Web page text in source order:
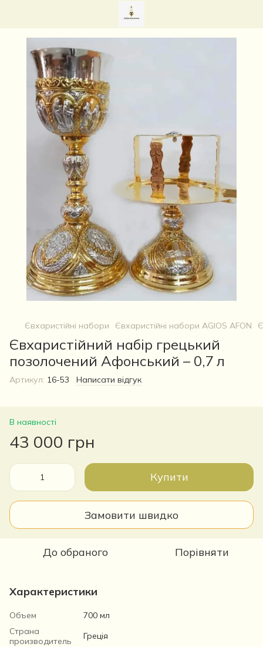
Євхаристійні набори Євхаристійні набори AGIOS AFON
Євхаристійний набір грецький
позолочений Афонський – 0,7 л
Артикул: 16-53 Написати відгук
В наявності
43 000 грн
Купити
Замовити швидко
До обраного Порівняти
Характеристики
Объем
700 мл
Страна
производитель
Греція